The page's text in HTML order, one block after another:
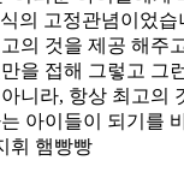
의 고정관념이었습
의 것을 제공 해주
을 접해 그렇고 그
니라, 항상 최고의
아이들이 되기를
휘 햄빵빵